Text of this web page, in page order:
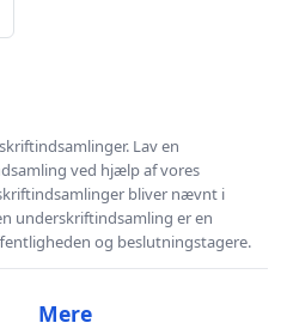
Lav en
ved hjælp af vores
bliver nævnt i
underskriftindsamling er en
og beslutningstagere.
Mere